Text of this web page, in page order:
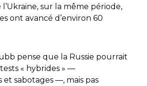
sur la même période,
ont avancé d’environ 60
pense que la Russie pourrait
« hybrides » —
sabotages —, mais pas